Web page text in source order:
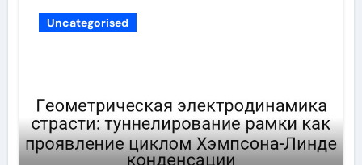
Uncategorised